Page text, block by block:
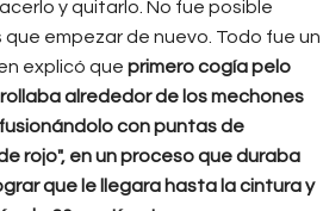
y quitarlo. No fue posible
que empezar de nuevo. Todo fue un
explicó que primero cogía pelo
alrededor de los mechones
con puntas de
rojo", en un proceso que duraba
que le llegara hasta la cintura y